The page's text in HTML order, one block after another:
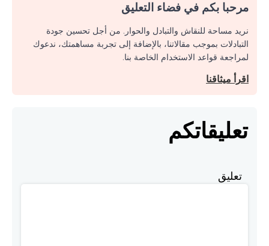
مرحبا بكم في فضاء التعليق
نريد مساحة للنقاش والتبادل والحوار. من أجل تحسين جودة
التبادلات بموجب مقالاتنا، بالإضافة إلى تجربة مساهمتك، ندعوك
لمراجعة قواعد الاستخدام الخاصة بنا.
اقرأ ميثاقنا
تعليقاتكم
تعليق